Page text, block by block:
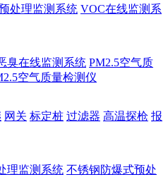
处理监测系统 VOC在线监测系
臭在线监测系统 PM2.5空气质
空气质量检测仪
网关 标定桩 过滤器 高温探枪 报
理监测系统 不锈钢防爆式预处